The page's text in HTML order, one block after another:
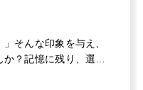
そんな印象を与え、
？記憶に残り、選ば
ンディング戦略につ